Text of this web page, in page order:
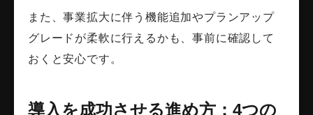
また、事業拡大に伴う機能追加やプランアップ
グレードが柔軟に行えるかも、事前に確認して
おくと安心です。
導入を成功させる進め方：4つの